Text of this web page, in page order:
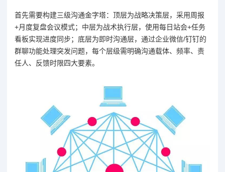
首先需要构建三级沟通金字塔：顶层为战略决策层，采用周报
+月度复盘会议模式；中层为战术执行层，使用每日站会+任务
看板实现进度同步；底层为即时沟通层，通过企业微信/钉钉的
群聊功能处理突发问题，每个层级需明确沟通载体、频率、责
任人、反馈时限四大要素。